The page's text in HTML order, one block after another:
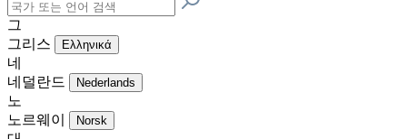
그
그리스
Ελληνικά
네
네덜란드
Nederlands
노
노르웨이
Norsk